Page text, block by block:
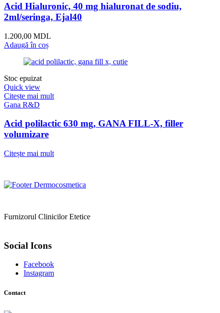
Acid Hialuronic, 40 mg hialuronat de sodiu,
2ml/seringa, Ejal40
1.200,00 MDL
Adaugă în coș
Stoc epuizat
Quick view
Citește mai mult
Gana R&D
Acid polilactic 630 mg, GANA FILL-X, filler
volumizare
Citește mai mult
Furnizorul Clinicilor Etetice
Social Icons
Facebook
Instagram
Contact